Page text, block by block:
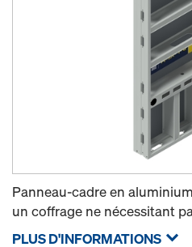
Panneau-cadre en
un coffrage ne nécessitant
PLUS D'INFORMATIONS